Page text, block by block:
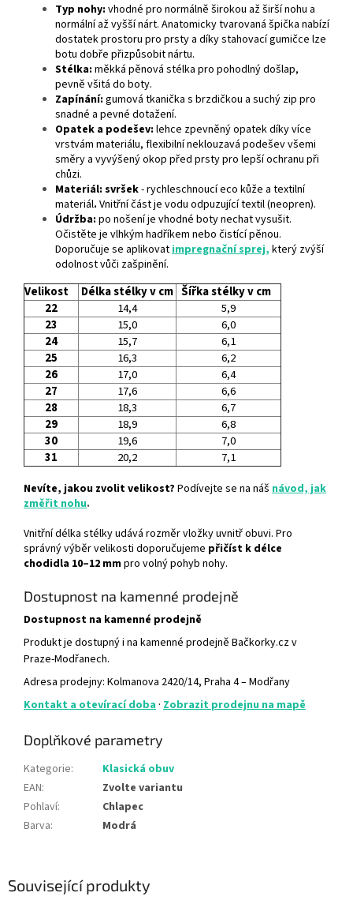
Související produkty
Typ nohy: vhodné pro normálně širokou až širší nohu a
normální až vyšší nárt. Anatomicky tvarovaná špička nabízí
dostatek prostoru pro prsty a díky stahovací gumičce lze
botu dobře přizpůsobit nártu.
Stélka: měkká pěnová stélka pro pohodlný došlap,
pevně všitá do boty.
Zapínání: gumová tkanička s brzdičkou a suchý zip pro
snadné a pevné dotažení.
Opatek a podešev: lehce zpevněný opatek díky více
vrstvám materiálu, flexibilníneklouzavá podešev všemi
směry a vyvýšený okop před prsty pro lepší ochranu při
chůzi.
Materiál: svršek-rychleschnoucí eco kůže a textilní
materiál. Vnitřní část je vodu odpuzující textil (neopren).
Údržba: po nošení je vhodné boty nechat vysušit.
Očistěte je vlhkým hadříkem nebo čistící pěnou.
Doporučuje se aplikovat impregnační sprej, který zvýší
odolnost vůči zašpinění.
Velikost Délka stélky v cm Šířka stélky v cm
22
14,4
5,9
23
15,0
6,0
24
15,7
6,1
25
16,3
6,2
26
17,0
6,4
27
17,6
6,6
28
18,3
6,7
29
18,9
6,8
30
19,6
7,0
31
20,2 7,1
Nevíte, jakou zvolit velikost? Podívejte se na náš návod, jak
změřit nohu.
Vnitřní délka stélky udává rozměr vložky uvnitř obuvi. Pro
správný výběr velikosti doporučujeme přičíst k délce
chodidla 10–12 mmpro volný pohyb nohy.
Dostupnost na kamenné prodejně
Dostupnost na kamenné prodejně
Produkt je dostupný i na kamenné prodejně Bačkorky.cz v
Praze-Modřanech.
Adresa prodejny: Kolmanova 2420/14, Praha 4 – Modřany
Kontakt a otevírací doba · Zobrazit prodejnu na mapě
Doplňkové parametry
Kategorie:
Klasická obuv
EAN:
Zvolte variantu
Pohlaví:
Chlapec
Barva: Modrá